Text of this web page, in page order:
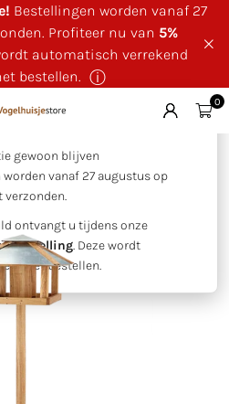
Bestellingen worden vanaf 27
Profiteer nu van 5%
automatisch verrekend
bestellen. ⓘ
×
gewoon blijven
vanaf 27 augustus op
ontvangt u tijdens onze
bestelling. Deze wordt
het bestellen.
0
met silo